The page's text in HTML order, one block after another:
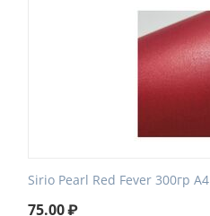
Sirio Pearl Red Fever 300гр А4
75.00₽